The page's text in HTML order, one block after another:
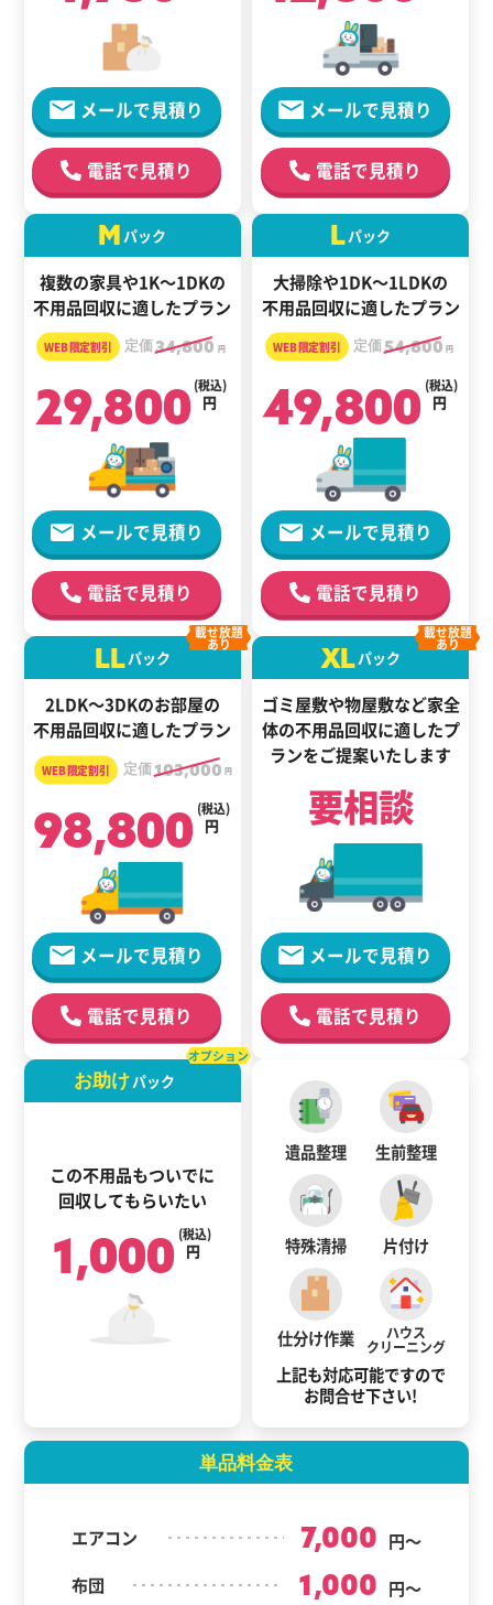
メールで見積り
電話で見積り
メールで見積り
電話で見積り
M パック
複数の家具や1K～1DKの
不用品回収に適したプラン
定価34,800 円
29,800 円
(税込)
メールで見積り
電話で見積り
Lパック
大掃除や1DK～1LDKの
不用品回収に適したプラン
定価54,800 円
49,800 円
(税込)
メールで見積り
電話で見積り
LLパック
2LDK～3DKのお部屋の
不用品回収に適したプラン
載せ放題
あり
定価103,000 円
98,800 円
(税込)
メールで見積り
電話で見積り
XLパック
ゴミ屋敷や物屋敷など家全
体の不用品回収に適したプ
ランをご提案いたします
載せ放題
あり
要相談
メールで見積り
電話で見積り
お助けパック
この不用品もついでに
回収してもらいたい
オプション
1,000 円
(税込)
遺品整理 生前整理
特殊清掃 片付け
仕分け作業 ハウス
クリーニング
上記も対応可能ですので
お問合せ下さい!
単品料金表
エアコン 7,000 円～
布団
1,000 円～